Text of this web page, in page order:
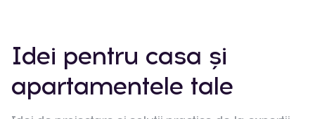
Idei pentru casa și
apartamentele tale